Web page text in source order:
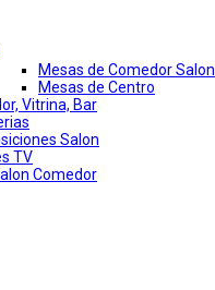
Mesas de Comedor Salon
Mesas de Centro
Vitrina, Bar
Salon
TV
Comedor